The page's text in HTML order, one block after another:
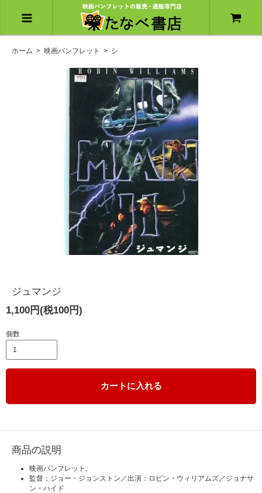
ホーム > 映画パンフレット > シ
ジュマンジ
1,100円(税100円)
個数
カートに入れる
商品の説明
映画パンフレット,
監督：ジョー・ジョンストン／出演：ロビン・ウィリアムズ／ジョナサ
ン・ハイド